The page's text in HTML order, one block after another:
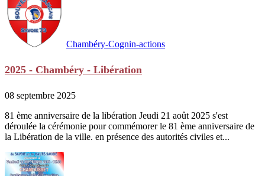
Chambéry-Cognin-actions
2025 - Chambéry - Libération
08 septembre 2025
81 ème anniversaire de la libération Jeudi 21 août 2025 s'est
déroulée la cérémonie pour commémorer le 81 ème anniversaire de
la Libération de la ville. en présence des autorités civiles et...